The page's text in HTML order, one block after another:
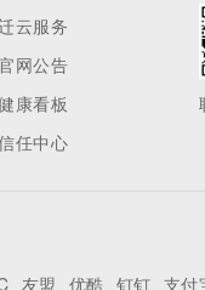
云服务
网公告
康看板
任中心
友盟 优酷 钉钉 支付